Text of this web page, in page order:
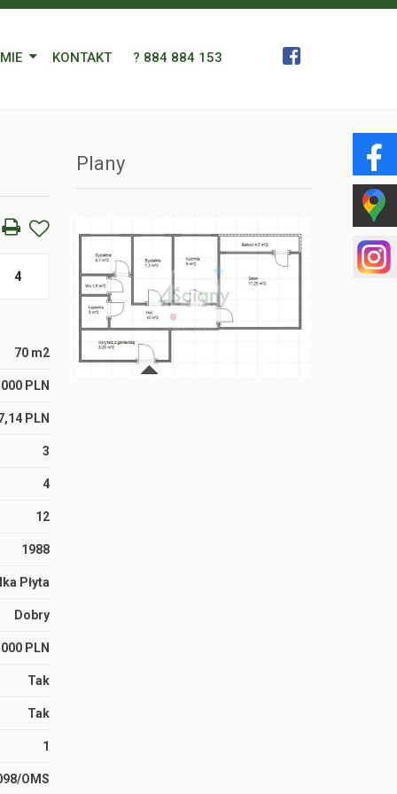
Languages
KONTAKT ? 884 884 153
4
70 m2
PLN
PLN
3
4
12
1988
Płyta
Dobry
PLN
Tak
Tak
1
OMS
Plany